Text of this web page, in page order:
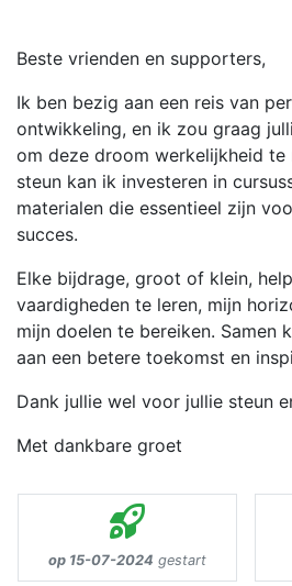
Beste vrienden en supporters,
Ik ben bezig aan een reis van
ontwikkeling, en ik zou graag
om deze droom werkelijkheid te
steun kan ik investeren in
materialen die essentieel zijn
succes.
Elke bijdrage, groot of klein,
vaardigheden te leren, mijn
mijn doelen te bereiken. Samen
aan een betere toekomst en
Dank jullie wel voor jullie steun
Met dankbare groet
op 15-07-2024 gestart